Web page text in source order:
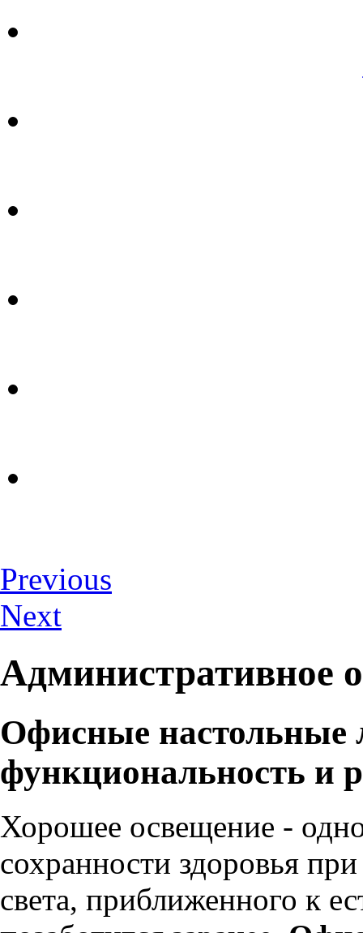
Previous
Next
Административное
Офисные настольные
функциональность и
Хорошее освещение -
сохранности здоровья
света, приближенного к